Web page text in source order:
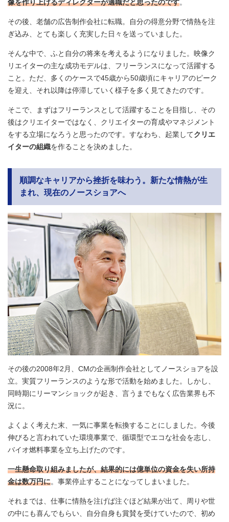
像を作り上げるディレクターが適職だと思ったのです。
その後、老舗の広告制作会社に転職。自分の得意分野で情熱を注
ぎ込み、とても楽しく充実した日々を送っていました。
そんな中で、ふと自分の将来を考えるようになりました。映像ク
リエイターの主な成功モデルは、フリーランスになって活躍する
こと。ただ、多くのケースで45歳から50歳頃にキャリアのピーク
を迎え、それ以降は停滞していく様子を多く見てきたのです。
そこで、まずはフリーランスとして活躍することを目指し、その
後はクリエイターではなく、クリエイターの育成やマネジメント
をする立場になろうと思ったのです。すなわち、起業してクリエ
イターの組織を作ることを決めました。
順調なキャリアから挫折を味わう。新たな情熱が生
まれ、現在のノースショアへ
その後の2008年2月、CMの企画制作会社としてノースショアを設
立。実質フリーランスのような形で活動を始めました。しかし、
同時期にリーマンショックが起き、言うまでもなく広告業界も不
況に。
よくよく考えた末、一気に事業を転換することにしました。今後
伸びると言われていた環境事業で、循環型でエコな社会を志し、
バイオ燃料事業を立ち上げたのです。
一生懸命取り組みましたが、結果的には億単位の資金を失い所持
金は数万円に。事業停止することになってしまいました。
それまでは、仕事に情熱を注げば注ぐほど結果が出て、周りや世
の中にも喜んでもらい、自分自身も賞賛を受けていたので、初め